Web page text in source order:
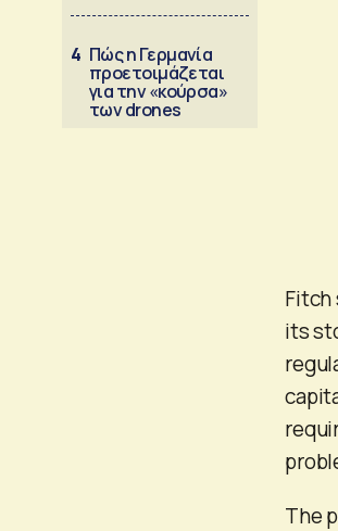
4 Πώς η Γερμανία
προετοιμάζεται
για την «κούρσα»
των drones
Fitch
its
The